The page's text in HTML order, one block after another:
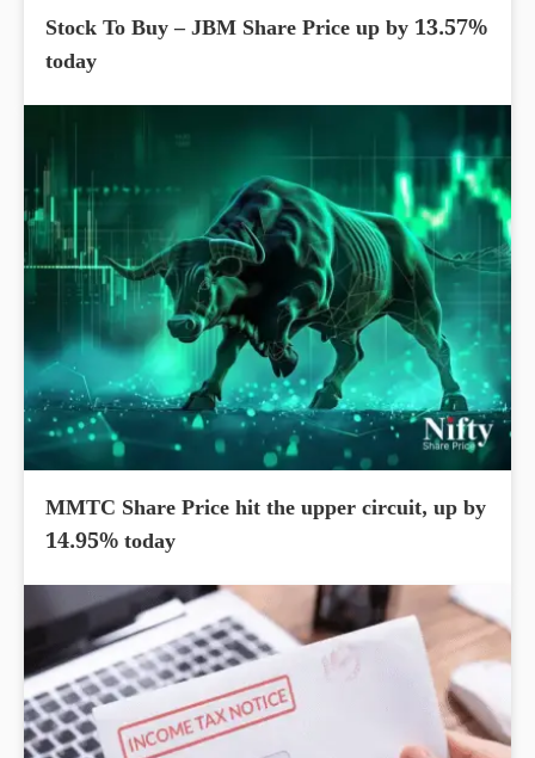
Stock To Buy – JBM Share Price up by 13.57%
today
MMTC Share Price hit the upper circuit, up by
14.95% today